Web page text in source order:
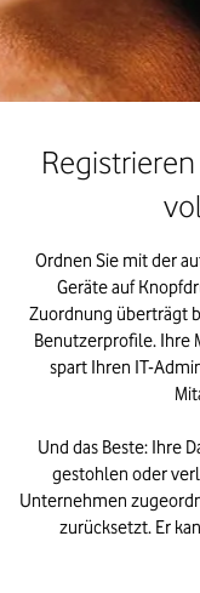
Ordnen Sie mit der
Geräte auf
Zuordnung überträgt
Benutzerprofile. Ihre
spart Ihren IT-
Und das Beste: Ihre
gestohlen oder
Unternehmen
zurücksetzt. Er